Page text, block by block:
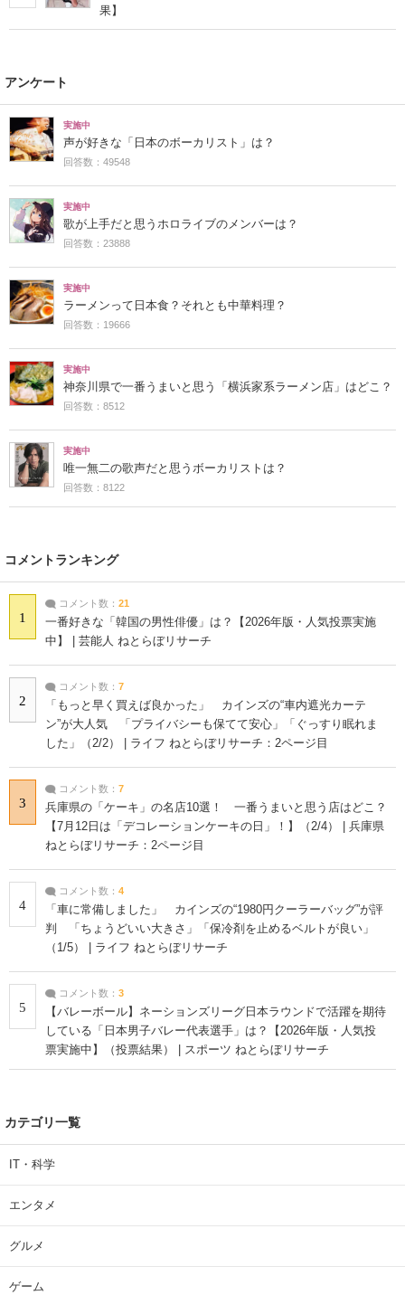
果】
アンケート
実施中
声が好きな「日本のボーカリスト」は？
回答数：49548
実施中
歌が上手だと思うホロライブのメンバーは？
回答数：23888
実施中
ラーメンって日本食？それとも中華料理？
回答数：19666
実施中
神奈川県で一番うまいと思う「横浜家系ラーメン店」はどこ？
回答数：8512
実施中
唯一無二の歌声だと思うボーカリストは？
回答数：8122
コメントランキング
1
コメント数： 21
一番好きな「韓国の男性俳優」は？【2026年版・人気投票実施
中】 | 芸能人 ねとらぼリサーチ
2
コメント数： 7
「もっと早く買えば良かった」 カインズの“車内遮光カーテ
ン”が大人気 「プライバシーも保てて安心」「ぐっすり眠れま
した」（2/2） | ライフ ねとらぼリサーチ：2ページ目
3
コメント数： 7
兵庫県の「ケーキ」の名店10選！ 一番うまいと思う店はどこ？
【7月12日は「デコレーションケーキの日」！】（2/4） | 兵庫県
ねとらぼリサーチ：2ページ目
4
コメント数： 4
「車に常備しました」 カインズの“1980円クーラーバッグ”が評
判 「ちょうどいい大きさ」「保冷剤を止めるベルトが良い」
（1/5） | ライフ ねとらぼリサーチ
5
コメント数： 3
【バレーボール】ネーションズリーグ日本ラウンドで活躍を期待
している「日本男子バレー代表選手」は？【2026年版・人気投
票実施中】（投票結果） | スポーツ ねとらぼリサーチ
カテゴリ一覧
IT・科学
エンタメ
グルメ
ゲーム